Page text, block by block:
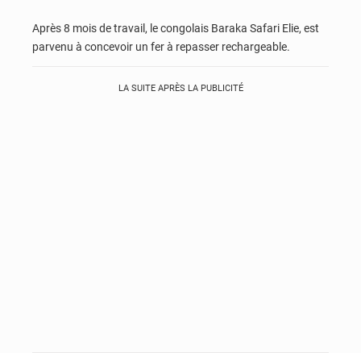
Après 8 mois de travail, le congolais Baraka Safari Elie, est
parvenu à concevoir un fer à repasser rechargeable.
LA SUITE APRÈS LA PUBLICITÉ